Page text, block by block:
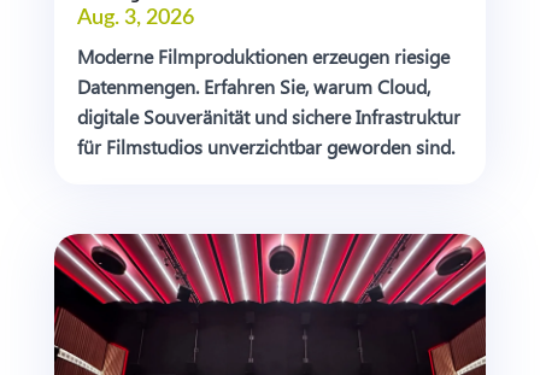
Aug. 3, 2026
Moderne Filmproduktionen erzeugen riesige
Datenmengen. Erfahren Sie, warum Cloud,
digitale Souveränität und sichere Infrastruktur
für Filmstudios unverzichtbar geworden sind.